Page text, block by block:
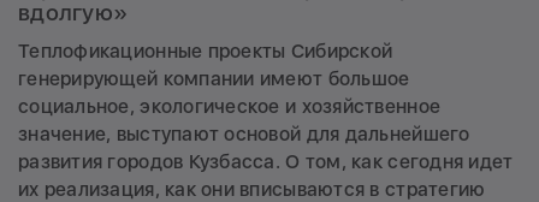
вдолгую»
Теплофикационные проекты Сибирской
генерирующей компании имеют большое
социальное, экологическое и хозяйственное
значение, выступают основой для дальнейшего
развития городов Кузбасса. О том, как сегодня идет
их реализация, как они вписываются в стратегию